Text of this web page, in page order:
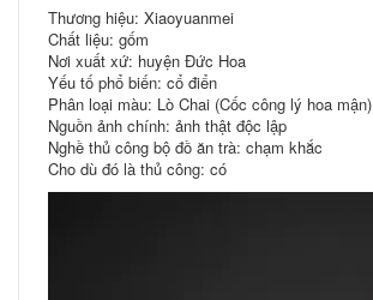
Thương hiệu: Xiaoyuanmei
Chất liệu: gốm
Nơi xuất xứ: huyện Đức Hoa
Yếu tố phổ biến: cổ điển
Phân loại màu: Lò Chai (Cốc công lý hoa mận)
Nguồn ảnh chính: ảnh thật độc lập
Nghề thủ công bộ đồ ăn trà: chạm khắc
Cho dù đó là thủ công: có